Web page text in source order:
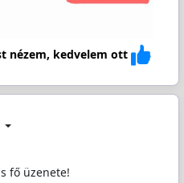
nézem, kedvelem ott
fő üzenete!